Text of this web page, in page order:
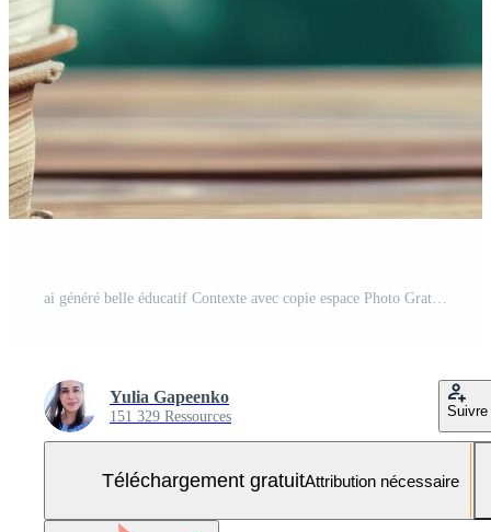
ai généré belle éducatif Contexte avec copie espace Photo Gratuite
Yulia Gapeenko
151 329 Ressources Suivre
Téléchargement gratuitAttribution nécessaire